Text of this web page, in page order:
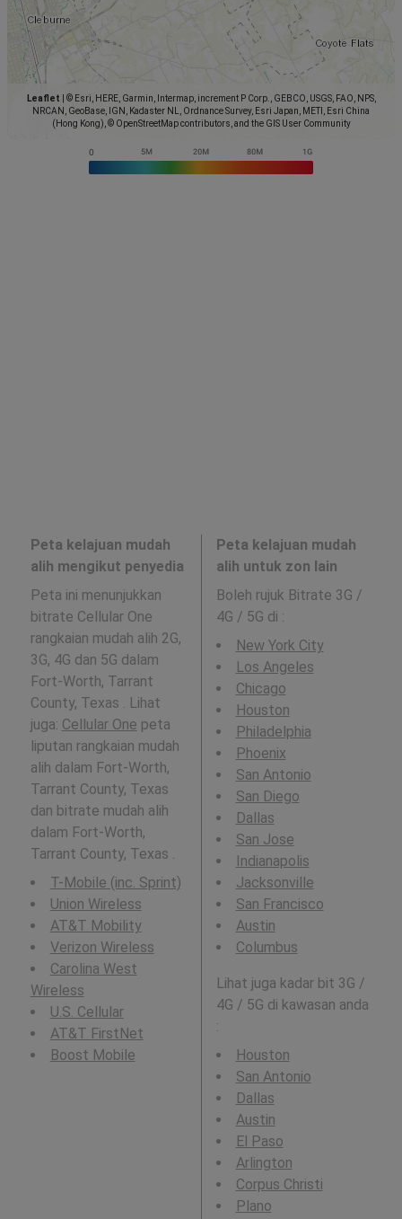
Leaflet
© Esri, HERE, Garmin, Intermap, increment P Corp., GEBCO, USGS, FAO, NPS,
NRCAN, GeoBase, IGN, Kadaster NL, Ordnance Survey, Esri Japan, METI, Esri China
(Hong Kong), © OpenStreetMap contributors, and the GIS User Community
Peta kelajuan mudah
alih mengikut penyedia
Peta ini menunjukkan
bitrate Cellular One
rangkaian mudah alih 2G,
3G, 4G dan 5G dalam
Fort-Worth, Tarrant
County, Texas . Lihat
juga: Cellular One peta
liputan rangkaian mudah
alih dalam Fort-Worth,
Tarrant County, Texas
dan bitrate mudah alih
dalam Fort-Worth,
Tarrant County, Texas .
T-Mobile (inc. Sprint)
Union Wireless
AT&T Mobility
Verizon Wireless
Carolina West
Wireless
U.S. Cellular
AT&T FirstNet
Boost Mobile
Peta kelajuan mudah
alih untuk zon lain
Boleh rujuk Bitrate 3G /
4G / 5G di :
New York City
Los Angeles
Chicago
Houston
Philadelphia
Phoenix
San Antonio
San Diego
Dallas
San Jose
Indianapolis
Jacksonville
San Francisco
Austin
Columbus
Lihat juga kadar bit 3G /
4G / 5G di kawasan anda
:
Houston
San Antonio
Dallas
Austin
El Paso
Arlington
Corpus Christi
Plano